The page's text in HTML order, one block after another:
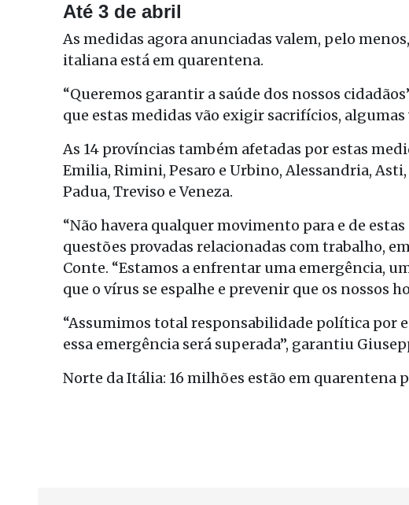
Até 3 de abril
As medidas agora anunciadas valem, pelo
italiana está em quarentena.
“Queremos garantir a saúde dos nossos
que estas medidas vão exigir sacrifícios,
As 14 províncias também afetadas por estas
Emilia, Rimini, Pesaro e Urbino, Alessandria,
Padua, Treviso e Veneza.
“Não havera qualquer movimento para e de
questões provadas relacionadas com trabalho,
Conte. “Estamos a enfrentar uma emergência,
que o vírus se espalhe e prevenir que os nossos
“Assumimos total responsabilidade política por
essa emergência será superada”, garantiu
Norte da Itália: 16 milhões estão em quarentena